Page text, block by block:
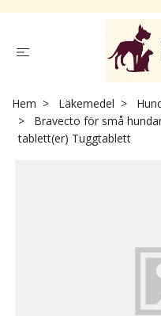
Hem Läkemedel
Bravecto för små
tablett(er) Tuggtablett